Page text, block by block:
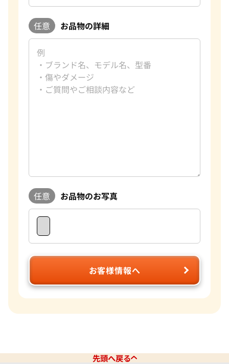
任意 お品物の詳細
任意 お品物のお写真
お客様情報へ
先頭へ戻る